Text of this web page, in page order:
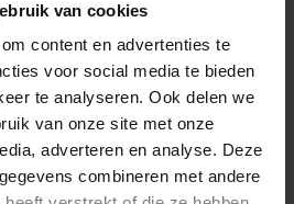
van cookies
content en advertenties te
voor social media te bieden
te analyseren. Ook delen we
van onze site met onze
adverteren en analyse. Deze
combineren met andere
| PCB-Printplaat | EtherCON >